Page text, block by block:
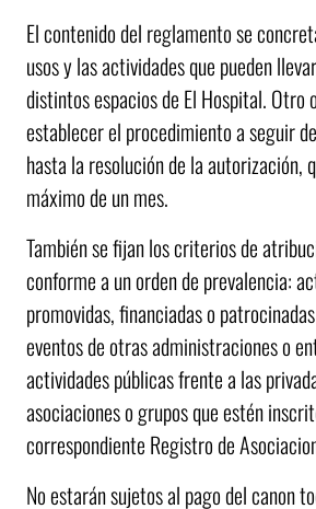
El contenido del reglamento se
usos y las actividades que pueden
distintos espacios de El Hospital. Otro
establecer el procedimiento a seguir
hasta la resolución de la autorización,
máximo de un mes.
También se fijan los criterios de
conforme a un orden de prevalencia:
promovidas, financiadas o
eventos de otras administraciones o
actividades públicas frente a las
asociaciones o grupos que estén
correspondiente Registro de
No estarán sujetos al pago del canon